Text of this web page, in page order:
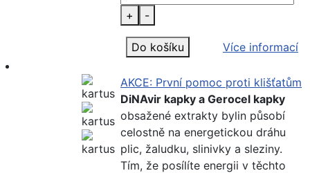
+ -
Do košíku Více informací
AKCE: První pomoc proti klišťatům
DiNAvir kapky a Gerocel kapky
obsažené extrakty bylin působí
celostně na energetickou dráhu
plic, žaludku, slinivky a sleziny.
Tím, že posílíte energii v těchto